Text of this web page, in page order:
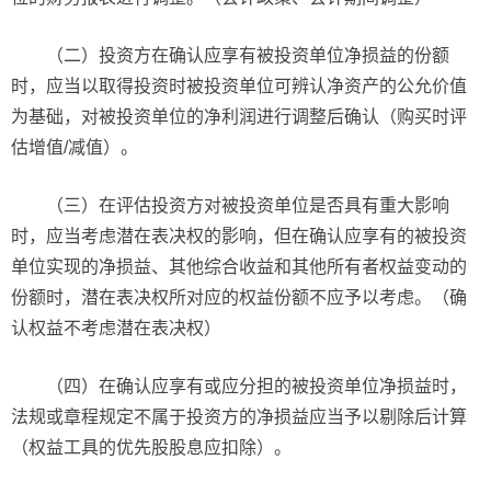
（二）投资方在确认应享有被投资单位净损益的份额
时，应当以取得投资时被投资单位可辨认净资产的公允价值
为基础，对被投资单位的净利润进行调整后确认（购买时评
估增值/减值）。
（三）在评估投资方对被投资单位是否具有重大影响
时，应当考虑潜在表决权的影响，但在确认应享有的被投资
单位实现的净损益、其他综合收益和其他所有者权益变动的
份额时，潜在表决权所对应的权益份额不应予以考虑。（确
认权益不考虑潜在表决权）
（四）在确认应享有或应分担的被投资单位净损益时，
法规或章程规定不属于投资方的净损益应当予以剔除后计算
（权益工具的优先股股息应扣除）。